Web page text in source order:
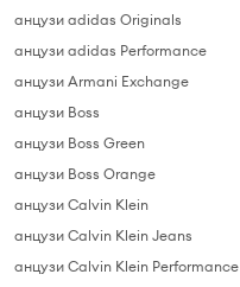
анцузи adidas Originals
анцузи adidas Performance
анцузи Armani Exchange
анцузи Boss
анцузи Boss Green
анцузи Boss Orange
анцузи Calvin Klein
анцузи Calvin Klein Jeans
анцузи Calvin Klein Performance